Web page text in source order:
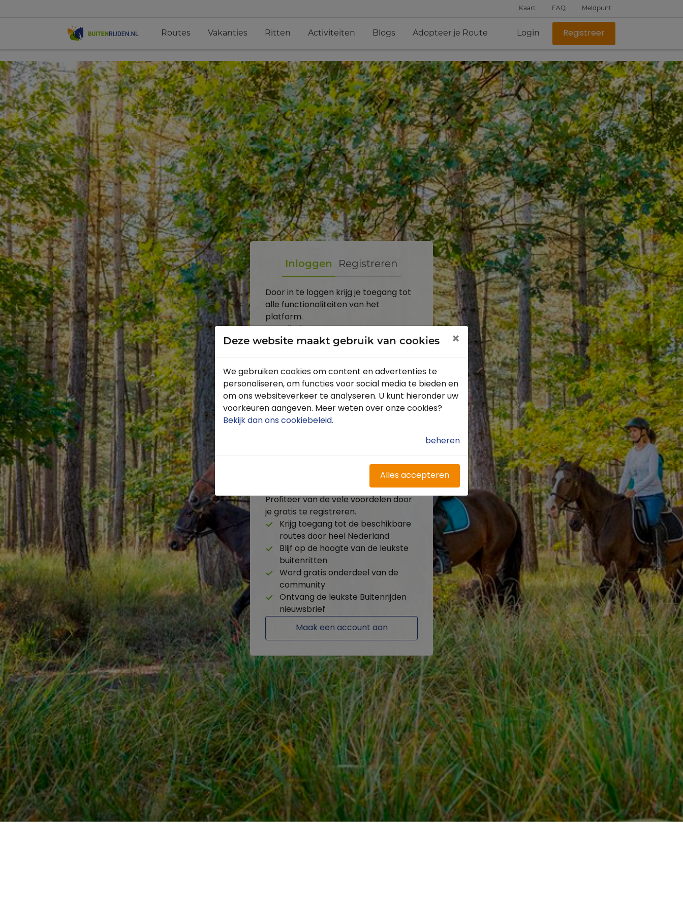
Kaart FAQ Meldpunt
Routes Vakanties Ritten Activiteiten Blogs Adopteer je Route Login Registreer
Inloggen Registreren
Door in te loggen krijg je toegang tot
alle functionaliteiten van het
platform.
Toon
Inloggen
Wachtwoord vergeten?
Heb je nog geen account?
Profiteer van de vele voordelen door
je gratis te registreren.
Krijg toegang tot de beschikbare
routes door heel Nederland
Blijf op de hoogte van de leukste
buitenritten
Word gratis onderdeel van de
community
Ontvang de leukste Buitenrijden
nieuwsbrief
Maak een account aan
Deze website maakt gebruik van cookies ×
We gebruiken cookies om content en advertenties te
personaliseren, om functies voor social media te bieden en
om ons websiteverkeer te analyseren. U kunt hieronder uw
voorkeuren aangeven. Meer weten over onze cookies?
Bekijk dan ons cookiebeleid.
beheren
Alles accepteren